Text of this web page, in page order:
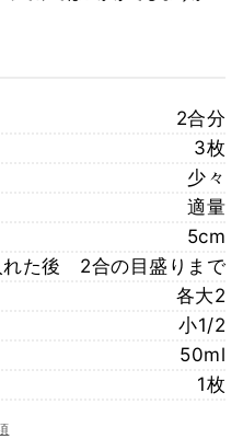
2合分
3枚
少々
適量
5cm
れた後 2合の目盛りまで
各大2
小1/2
50ml
1枚